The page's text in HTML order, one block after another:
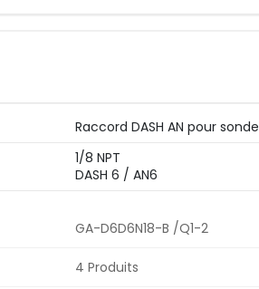
Raccord DASH AN pour sonde
1/8 NPT
DASH 6 / AN6
GA-D6D6N18-B /Q1-2
4 Produits